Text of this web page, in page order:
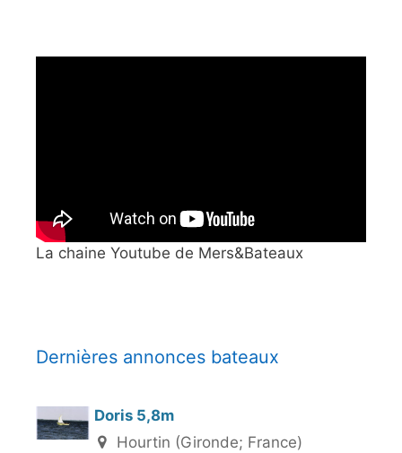
La chaine Youtube de Mers&Bateaux
Dernières annonces bateaux
Doris 5,8m
Hourtin (Gironde; France)